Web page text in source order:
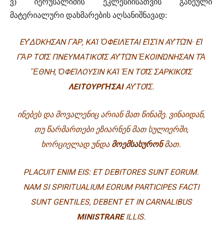
ვ) იერუსალიმის ეკლესიისათვის გაწეული
მატერიალური დახმარების აღსანიშნავად:
ΕΥ̓ΔΌΚΗΣΑΝ ΓΆΡ, ΚΑῚ ὈΦΕΙΛΈΤΑΙ ΕἸΣῚΝ ΑΥ̓ΤΩ͂Ν· ΕἸ
ΓᾺΡ ΤΟΙ͂Σ ΠΝΕΥΜΑΤΙΚΟΙ͂Σ ΑΥ̓ΤΩ͂ΝἘΚΟΙΝΏΝΗΣΑΝ ΤᾺ
ἜΘΝΗ, ὈΦΕΊΛΟΥΣΙΝ ΚΑῚ ἘΝ ΤΟΙ͂Σ ΣΑΡΚΙΚΟΙ͂Σ
ΛΕΙΤΟΥΡΓΗ͂ΣΑΙΑΥ̓ΤΟΙ͂Σ.
ᲘᲜᲔᲑᲔᲡ ᲓᲐ ᲛᲝᲕᲐᲚᲔᲜᲘᲪ ᲐᲠᲘᲐᲜ ᲛᲐᲗ ᲬᲘᲜᲐᲨᲔ. ᲕᲘᲜᲐᲘᲓᲐᲜ,
ᲗᲣ ᲬᲐᲠᲛᲐᲠᲗᲔᲑᲘ ᲔᲖᲘᲐᲠᲜᲔᲜ ᲛᲐᲗ ᲡᲣᲚᲘᲔᲠᲨᲘ,
ᲮᲝᲠᲪᲘᲔᲚᲐᲓ ᲣᲜᲓᲐ ᲛᲝᲔᲛᲡᲐᲮᲣᲠᲝᲜᲛᲐᲗ.
PLACUIT ENIM EIS: ET DEBITORES SUNT EORUM.
NAM SI SPIRITUALIUM EORUM PARTICIPES FACTI
SUNT GENTILES, DEBENT ET IN CARNALIBUS
MINISTRAREILLIS.